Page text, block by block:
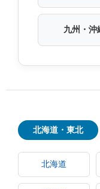
九州・沖
北海道・東北
北海道